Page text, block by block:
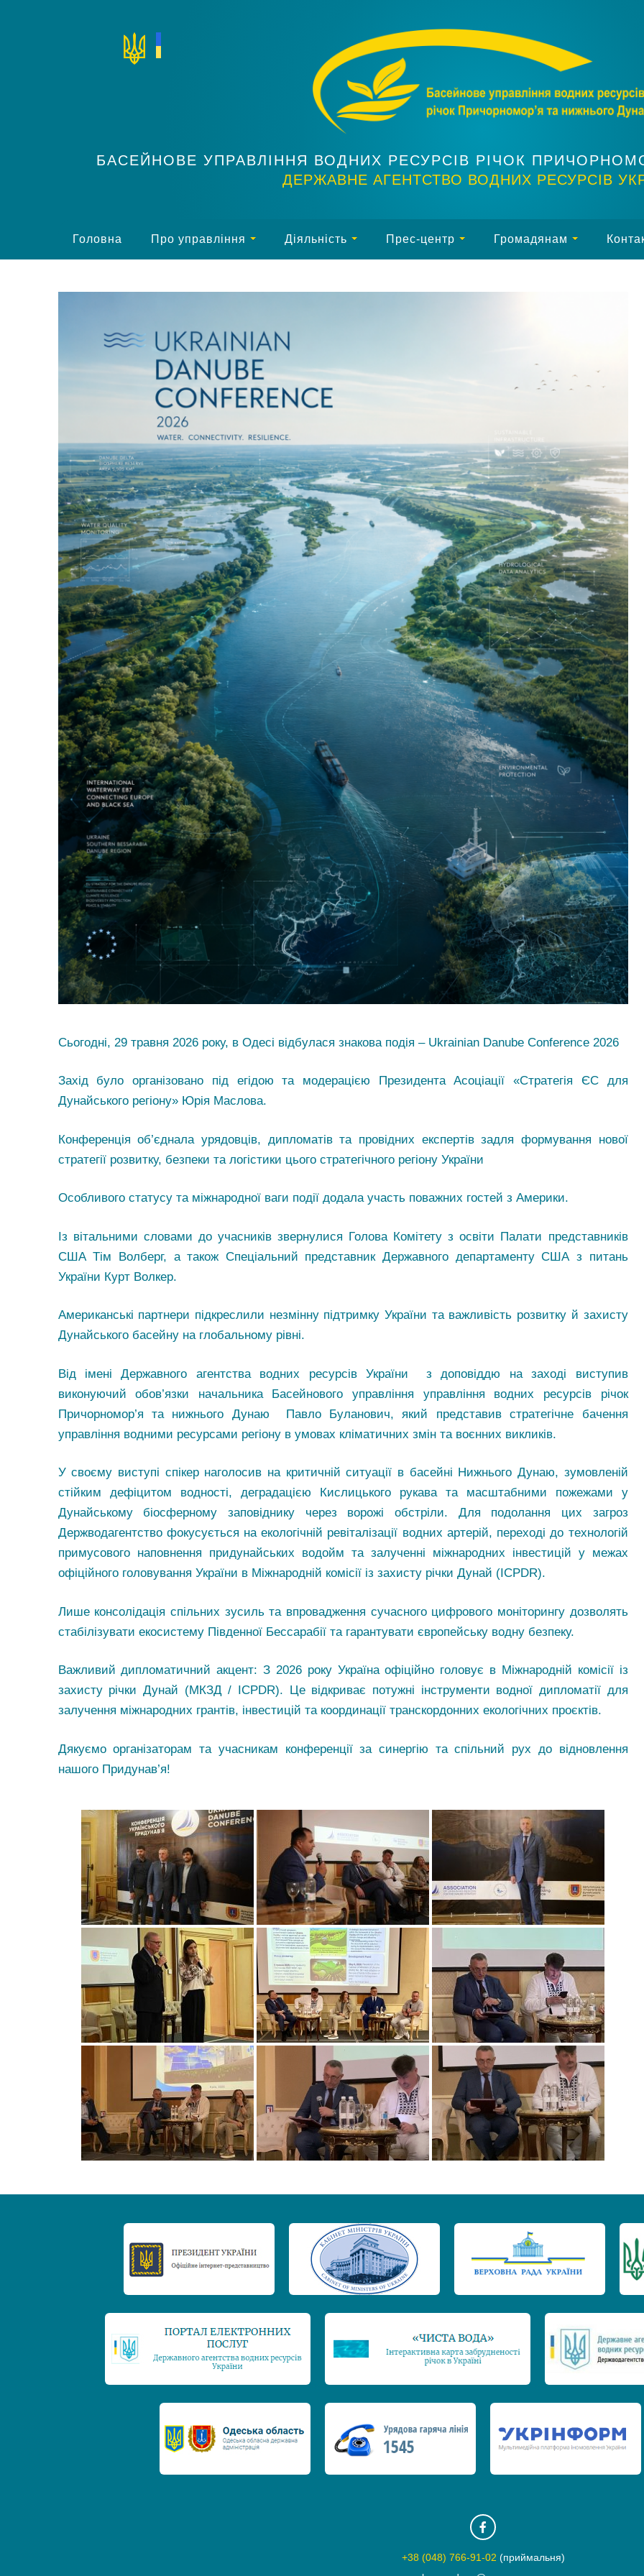
БАСЕЙНОВЕ УПРАВЛІННЯ ВОДНИХ РЕСУРСІВ РІЧОК
ДЕРЖАВНЕ АГЕНТСТВО ВОДНИХ РЕСУРСІВ
Головна Про управління Діяльність Прес-центр Громадянам
Сьогодні, 29 травня 2026року, в Одесі відбулася знакова подія – Ukrainian Danube Conference 2026
Захід було організовано під егідою та модерацією Президента Асоціації «Стратегія ЄС для
Дунайського регіону» Юрія Маслова.
Конференція об’єднала урядовців, дипломатів та провідних експертів задля формування нової
стратегії розвитку, безпеки та логістики цього стратегічного регіону України
Особливого статусу та міжнародної ваги події додала участь поважних гостей з Америки.
Із вітальними словами до учасників звернулися Голова Комітету з освіти Палати представників
США Тім Волберг, а також Спеціальний представник Державного департаменту США з питань
України Курт Волкер.
Американські партнери підкреслили незмінну підтримку України та важливість розвитку й захисту
Дунайського басейну на глобальному рівні.
Від імені Державного агентства водних ресурсів України з доповіддю на заході виступив
виконуючий обов’язки начальника Басейнового управління управління водних ресурсів річок
Причорномор’я та нижнього Дунаю Павло Буланович, який представив стратегічне бачення
управління водними ресурсами регіону в умовах кліматичних змін та воєнних викликів.
У своєму виступі спікер наголосив на критичній ситуації в басейні Нижнього Дунаю, зумовленій
стійким дефіцитом водності, деградацією Кислицького рукава та масштабними пожежами у
Дунайському біосферному заповіднику через ворожі обстріли. Для подолання цих загроз
Держводагентство фокусується на екологічній ревіталізації водних артерій, переході до технологій
примусового наповнення придунайських водойм та залученні міжнародних інвестицій у межах
офіційного головування України в Міжнародній комісії із захисту річки Дунай (ICPDR).
Лише консолідація спільних зусиль та впровадження сучасного цифрового моніторингу дозволять
стабілізувати екосистему Південної Бессарабії та гарантувати європейську водну безпеку.
Важливий дипломатичний акцент: З 2026року Україна офіційно головує в Міжнародній комісії із
захисту річки Дунай (МКЗД / ICPDR). Це відкриває потужні інструменти водної дипломатії для
залучення міжнародних грантів, інвестицій та координації транскордонних екологічних проєктів.
Дякуємо організаторам та учасникам конференції за синергію та спільний рух до відновлення
нашого Придунав’я!
+38 (048) 766-91-02 (приймальня)